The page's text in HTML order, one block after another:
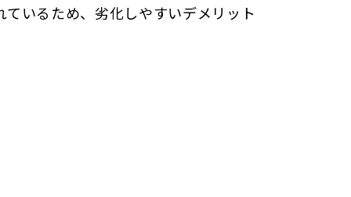
いるため、 劣化しやすいデメリット